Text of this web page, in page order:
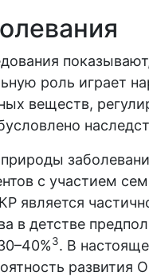
роль играет
веществ,
с участием
является
в детстве
3. В
развития